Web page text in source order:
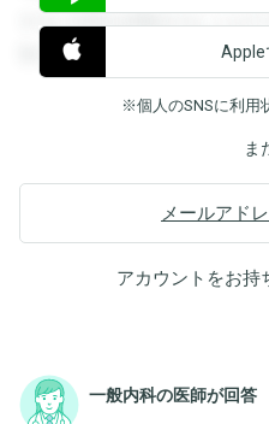
すると回答を閲覧することが
覧することができます。
Apple
※個人のSNSに利用
ま
メールアド
アカウントをお持
一般内科の医師が回答